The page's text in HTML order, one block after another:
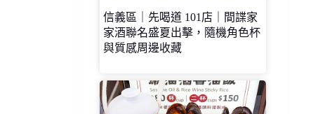
信義區｜先喝道 101店｜間諜家
家酒聯名盛夏出擊，隨機角色杯
與質感周邊收藏